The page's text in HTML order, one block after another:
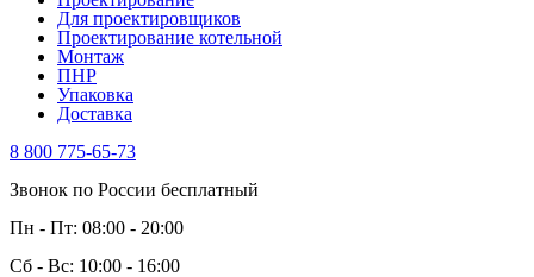
Для проектировщиков
Проектирование котельной
Монтаж
ПНР
Упаковка
Доставка
8 800 775-65-73
Звонок по России бесплатный
Пн - Пт: 08:00 - 20:00
Сб - Вс: 10:00 - 16:00